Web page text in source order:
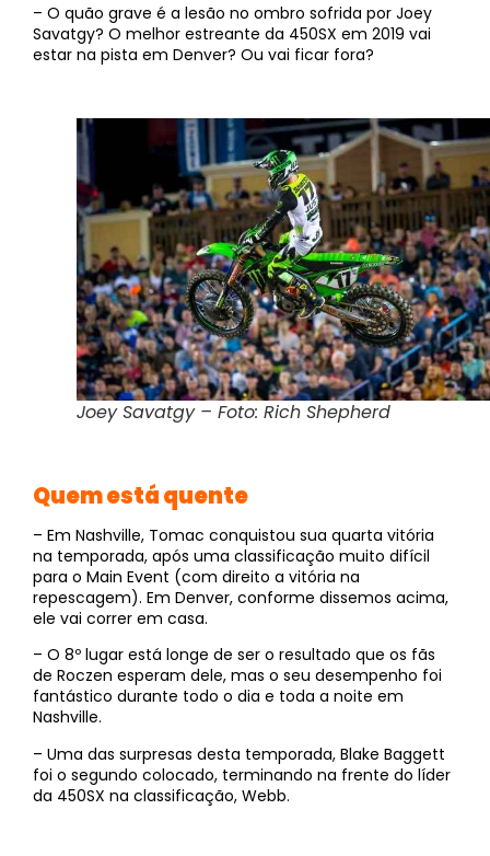
– O quão grave é a lesão no ombro sofrida por Joey
Savatgy? O melhor estreante da 450SX em 2019 vai
estar na pista em Denver? Ou vai ficar fora?
Joey Savatgy – Foto: Rich Shepherd
Quem está quente
– Em Nashville, Tomac conquistou sua quarta vitória
na temporada, após uma classificação muito difícil
para o Main Event (com direito a vitória na
repescagem). Em Denver, conforme dissemos acima,
ele vai correr em casa.
– O 8º lugar está longe de ser o resultado que os fãs
de Roczen esperam dele, mas o seu desempenho foi
fantástico durante todo o dia e toda a noite em
Nashville.
– Uma das surpresas desta temporada, Blake Baggett
foi o segundo colocado, terminando na frente do líder
da 450SX na classificação, Webb.